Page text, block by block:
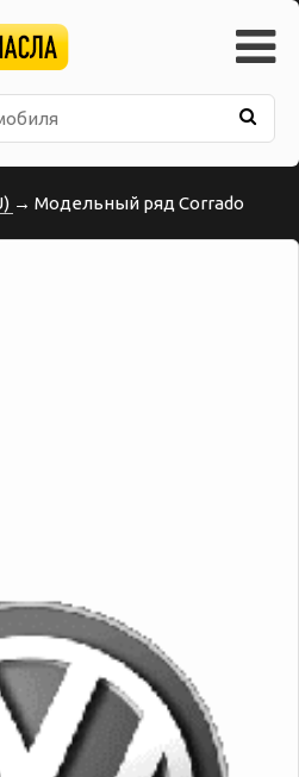
→ Модельный ряд Corrado